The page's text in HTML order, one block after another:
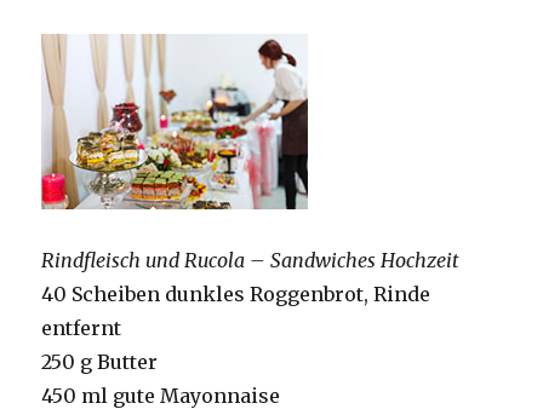
Rindfleisch und Rucola – Sandwiches Hochzeit
40 Scheiben dunkles Roggenbrot, Rinde
entfernt
250 g Butter
450 ml gute Mayonnaise